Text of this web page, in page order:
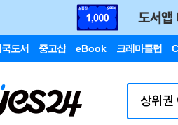
도서 중고샵 eBook 크레마클럽